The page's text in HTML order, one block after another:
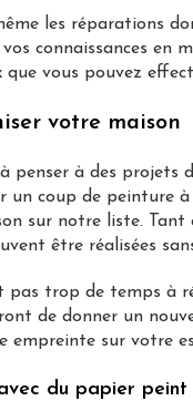
les réparations
connaissances en
vous pouvez
votre maison
à des projets
un coup de
sur notre liste. Tant
être réalisées
pas trop de temps à
de donner un
empreinte sur votre
du papier